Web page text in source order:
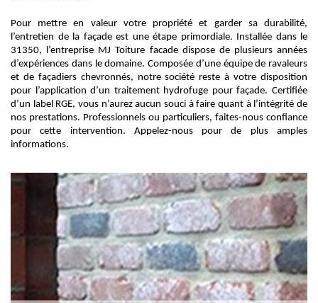
Pour mettre en valeur votre propriété et garder sa durabilité,
l’entretien de la façade est une étape primordiale. Installée dans le
31350, l’entreprise MJ Toiture facade dispose de plusieurs années
d’expériences dans le domaine. Composée d’une équipe de ravaleurs
et de façadiers chevronnés, notre société reste à votre disposition
pour l’application d’un traitement hydrofuge pour façade. Certifiée
d’un label RGE, vous n’aurez aucun souci à faire quant à l’intégrité de
nos prestations. Professionnels ou particuliers, faites-nous confiance
pour cette intervention. Appelez-nous pour de plus amples
informations.